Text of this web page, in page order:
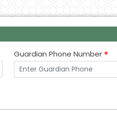
Guardian Phone Number